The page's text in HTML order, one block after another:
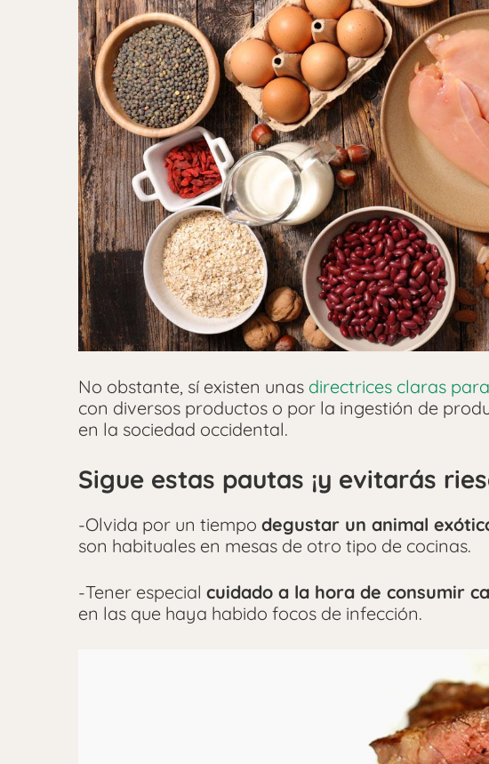
No obstante, sí existen unas directrices claras
con diversos productos o por la ingestión de
en la sociedad occidental.
Sigue estas pautas ¡y evitarás
-Olvida por un tiempo degustar un animal
son habituales en mesas de otro tipo de cocinas.
-Tener especial cuidado a la hora de consumir
en las que haya habido focos de infección.